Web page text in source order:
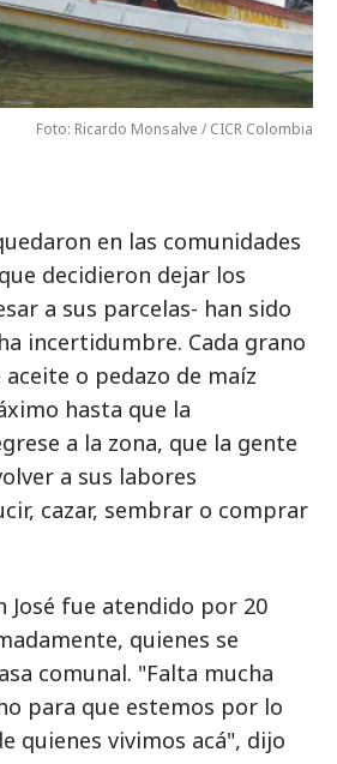
Foto: Ricardo Monsalve / CICR Colombia
en las comunidades
decidieron dejar los
a sus parcelas- han sido
incertidumbre. Cada grano
o pedazo de maíz
hasta que la
a la zona, que la gente
a sus labores
cazar, sembrar o comprar
José fue atendido por 20
quienes se
comunal. "Falta mucha
para que estemos por lo
quienes vivimos acá", dijo